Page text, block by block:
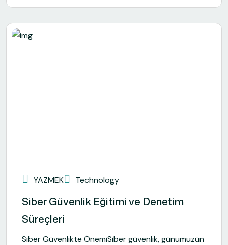
YAZMEK Technology
Siber Güvenlik Eğitimi ve Denetim
Süreçleri
Siber Güvenlikte ÖnemiSiber güvenlik, günümüzün